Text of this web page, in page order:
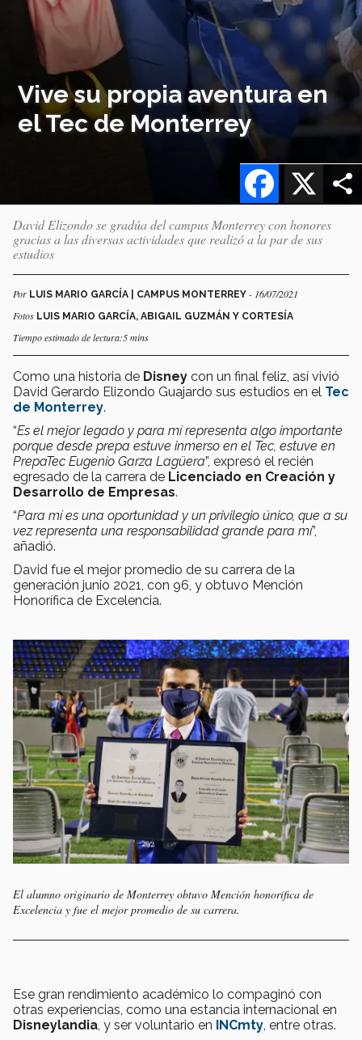
Vive su propia aventura en
el Tec de Monterrey
X
Facebook
David Elizondo se gradúa del campus Monterrey con honores
gracias a las diversas actividades que realizó a la par de sus
estudios
Por LUIS MARIO GARCÍA | CAMPUS MONTERREY - 16/07/2021
Fotos LUIS MARIO GARCÍA, ABIGAIL GUZMÁN Y CORTESÍA
Tiempo estimado de lectura:5 mins
Como una historia de Disney con un final feliz, así vivió
David Gerardo Elizondo Guajardo sus estudios en el Tec
de Monterrey.
“Es el mejor legado y para mí representa algo importante
porque desde prepa estuve inmerso en el Tec, estuve en
PrepaTec Eugenio Garza Lagüera”, expresó el recién
egresado de la carrera de Licenciado en Creación y
Desarrollo de Empresas.
“Para mí es una oportunidad y un privilegio único, que a su
vez representa una responsabilidad grande para mí”,
añadió.
David fue el mejor promedio de su carrera de la
generación junio 2021, con 96, y obtuvo Mención
Honorífica de Excelencia.
El alumno originario de Monterrey obtuvo Mención honorífica de
Excelencia y fue el mejor promedio de su carrera.
Ese gran rendimiento académico lo compaginó con
otras experiencias, como una estancia internacional en
Disneylandia, y ser voluntario en INCmty, entre otras.